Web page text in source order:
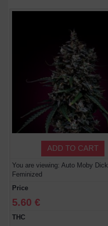
ADD TO CART
You are viewing: Auto Moby Dick
Feminized
Price
5.60 €
THC